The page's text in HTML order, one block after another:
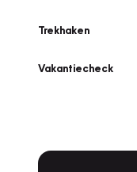
Trekhaken
Vakantiecheck